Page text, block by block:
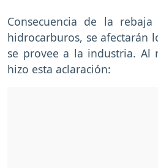
Consecuencia de la
hidrocarburos, se afectarán
se provee a la industria. Al
hizo esta aclaración: